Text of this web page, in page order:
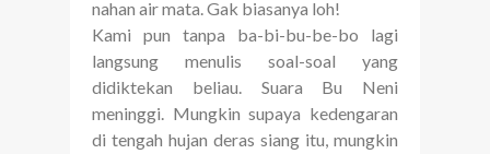
nahan air mata. Gak biasanya loh!
Kami pun tanpa ba-bi-bu-be-bo lagi
langsung menulis soal-soal yang
didiktekan beliau. Suara Bu Neni
meninggi. Mungkin supaya kedengaran
di tengah hujan deras siang itu, mungkin